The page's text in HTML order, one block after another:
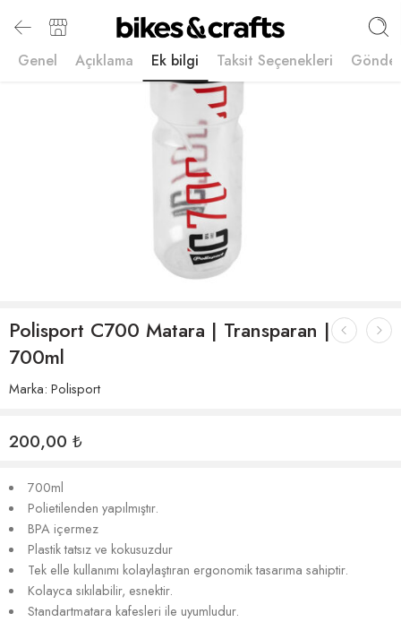
Genel Açıklama Ek bilgi Taksit Seçenekleri
Polisport C700 Matara | Transparan |
700ml
Marka: Polisport
200,00 ₺
700ml
Polietilenden yapılmıştır.
BPA içermez
Plastik tatsız ve kokusuzdur
Tek elle kullanımı kolaylaştıran ergonomik tasarıma sahiptir.
Kolayca sıkılabilir, esnektir.
Standartmatara kafesleri ile uyumludur.